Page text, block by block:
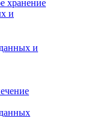
хранение
и
и